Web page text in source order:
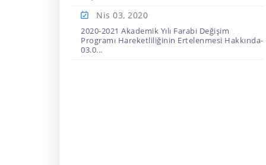
Nis 03, 2020
2020-2021 Akademik Yılı Farabi Değişim
Programı Hareketliliğinin Ertelenmesi Hakkında-
03.0...